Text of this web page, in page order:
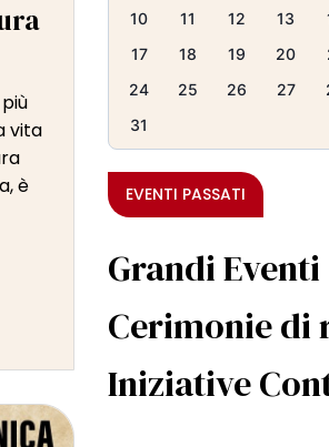
vita
è
10
11 12 13
17
18 19 20
24
25 26 27
31
EVENTI PASSATI
Grandi Eventi
Cerimonie di
Iniziative